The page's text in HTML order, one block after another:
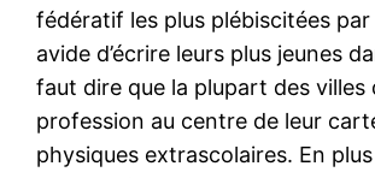
fédératif les plus plébiscitées par
avide d’écrire leurs plus jeunes
faut dire que la plupart des villes
profession au centre de leur
physiques extrascolaires. En